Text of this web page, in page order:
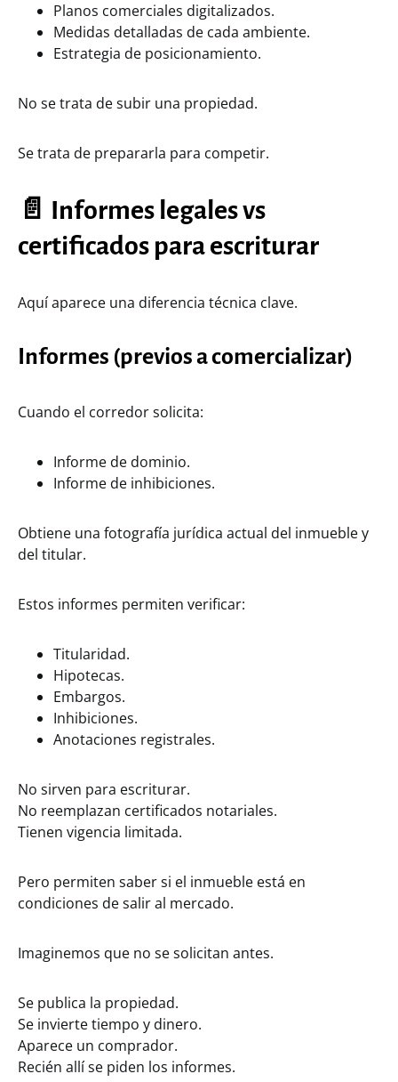
Planos comerciales digitalizados.
Medidas detalladas de cada ambiente.
Estrategia de posicionamiento.
No se trata de subir una propiedad.
Se trata de prepararla para competir.
📄 Informes legales vs
certificados para escriturar
Aquí aparece una diferencia técnica clave.
Informes (previos a comercializar)
Cuando el corredor solicita:
Informe de dominio.
Informe de inhibiciones.
Obtiene una fotografía jurídica actual del inmueble y
del titular.
Estos informes permiten verificar:
Titularidad.
Hipotecas.
Embargos.
Inhibiciones.
Anotaciones registrales.
No sirven para escriturar.
No reemplazan certificados notariales.
Tienen vigencia limitada.
Pero permiten saber si el inmueble está en
condiciones de salir al mercado.
Imaginemos que no se solicitan antes.
Se publica la propiedad.
Se invierte tiempo y dinero.
Aparece un comprador.
Recién allí se piden los informes.